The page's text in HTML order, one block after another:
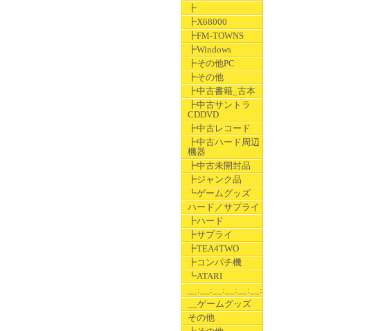
┣
┣X68000
┣FM-TOWNS
┣Windows
┣その他PC
┣その他
┣中古書籍_古本
┣中古サントラ
CDDVD
┣中古レコード
┣中古ハード周辺
機器
┣中古未開封品
┣ジャンク品
┗ゲームグッズ
ハード／サプライ
┣ハード
┣サプライ
┣TEA4TWO
┣コンパチ機
┗ATARI
__:__:__:__:__:__:__
__ゲームグッズ
その他